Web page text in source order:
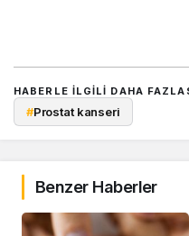
HABERLE ILGILI DAHA
#Prostat kanseri
Benzer Haberler